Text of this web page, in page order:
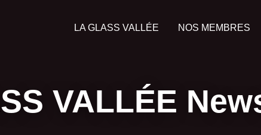
LA GLASS VALLÉE NOS MEMBRES
VALLÉE